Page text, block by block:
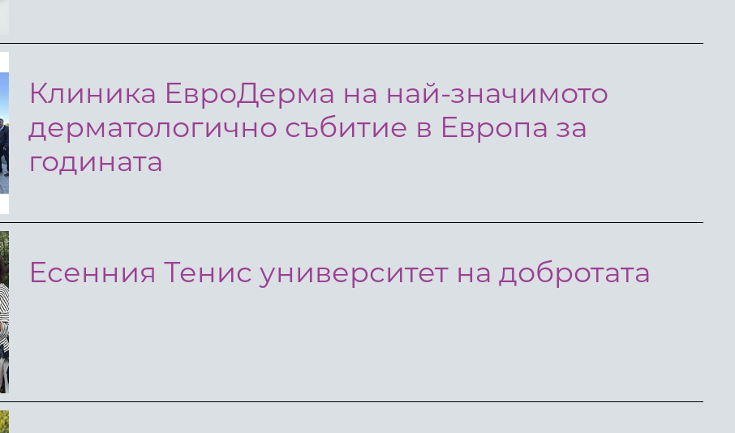
Клиника ЕвроДерма на най-значимото
дерматологично събитие в Европа за
годината
Есенния Тенис университет на добротата